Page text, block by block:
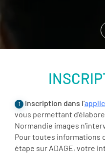
1 Inscription dans l'
vous permettant
Normandie images
Pour toutes informations
étape sur ADAGE, votre